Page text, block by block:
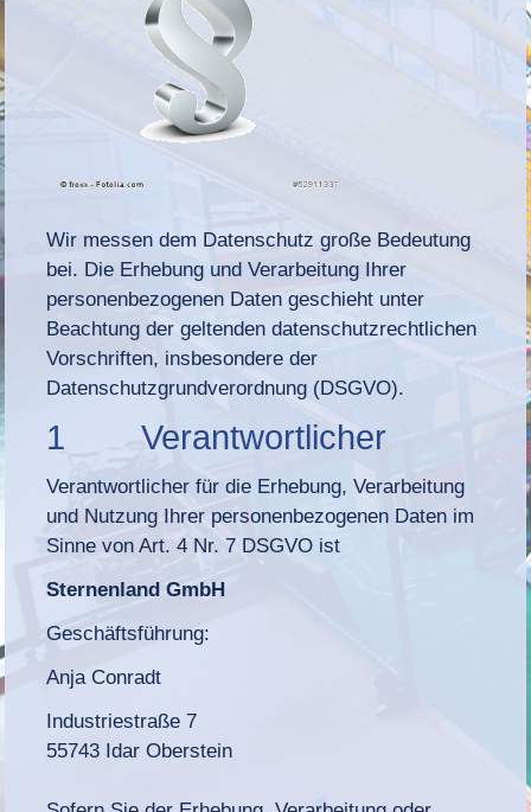
Wir messen dem Datenschutz große Bedeutung
bei. Die Erhebung und Verarbeitung Ihrer
personenbezogenen Daten geschieht unter
Beachtung der geltenden datenschutzrechtlichen
Vorschriften, insbesondere der
Datenschutzgrundverordnung (DSGVO).
1 Verantwortlicher
Verantwortlicher für die Erhebung, Verarbeitung
und Nutzung Ihrer personenbezogenen Daten im
Sinne von Art. 4 Nr. 7 DSGVO ist
Sternenland GmbH
Geschäftsführung:
Anja Conradt
Industriestraße 7
55743 Idar Oberstein